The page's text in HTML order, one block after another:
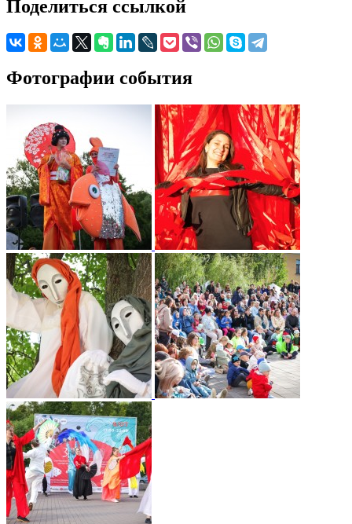
Поделиться ссылкой
Фотографии события